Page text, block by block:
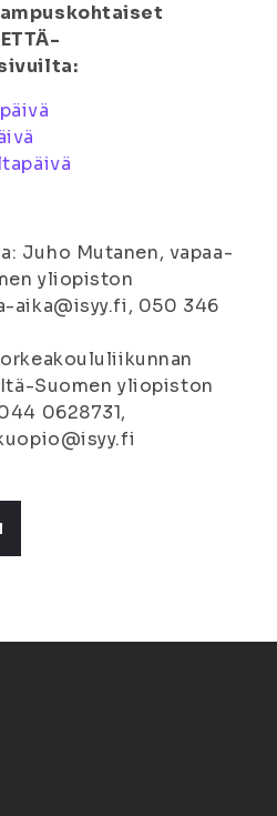
Juho Mutanen, vapaa-
yliopiston
aika@isyy.fi, 050 346
Suomen yliopiston
0628731,